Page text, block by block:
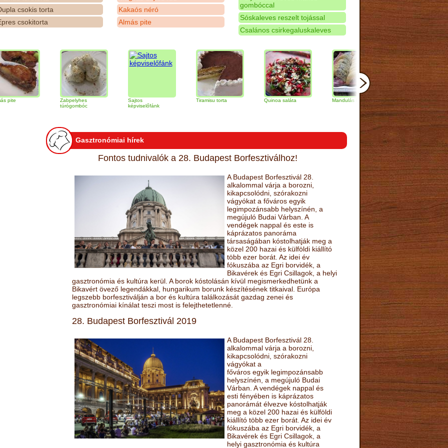
csokis torta
csokitorta
Kakaós néró
Almás pite
gombóccal
Sóskaleves reszelt tojással
Csalános csirkegaluskaleves
Zabpelyhes
túrógombóc
képviselőfánk
Tiramisu torta Quinoa saláta Mandulás kifli
Csokoládés-
narancs torta
Gasztronómiai hírek
Fontos tudnivalók a 28. Budapest Borfesztiválhoz!
A Budapest Borfesztivál 28.
alkalommal várja a borozni,
kikapcsolódni, szórakozni
vágyókat a főváros egyik
legimpozánsabb helyszínén, a
megújuló Budai Várban. A
vendégek nappal és este is
káprázatos panoráma
társaságában kóstolhatják meg a
közel 200 hazai és külföldi kiállító
több ezer borát. Az idei év
fókuszába az Egri borvidék, a
Bikavérek és Egri Csillagok, a helyi
gasztronómia és kultúra kerül. A borok kóstolásán kívül megismerkedhetünk a
Bikavért övező legendákkal, hungarikum borunk készítésének titkaival. Európa
legszebb borfesztiválján a bor és kultúra találkozását gazdag zenei és
gasztronómiai kínálat teszi most is felejthetetlenné.
28. Budapest Borfesztivál 2019
A Budapest Borfesztivál 28.
alkalommal várja a borozni,
kikapcsolódni, szórakozni
vágyókat a
főváros egyik legimpozánsabb
helyszínén, a megújuló Budai
Várban. A vendégek nappal és
esti fényében is káprázatos
panorámát élvezve kóstolhatják
meg a közel 200 hazai és külföldi
kiállító több ezer borát. Az idei év
fókuszába az Egri borvidék, a
Bikavérek és Egri Csillagok, a
helyi gasztronómia és kultúra